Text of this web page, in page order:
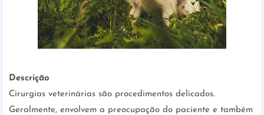
Descrição
Cirurgias veterinárias são procedimentos delicados.
Geralmente, envolvem a preocupação do paciente e também